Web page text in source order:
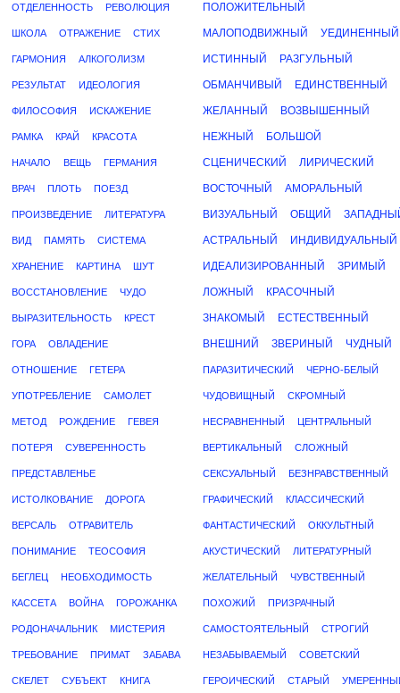
ОТДЕЛЕННОСТЬ РЕВОЛЮЦИЯ
ШКОЛА ОТРАЖЕНИЕ СТИХ
ГАРМОНИЯ АЛКОГОЛИЗМ
РЕЗУЛЬТАТ ИДЕОЛОГИЯ
ФИЛОСОФИЯ ИСКАЖЕНИЕ
РАМКА КРАЙ КРАСОТА
НАЧАЛО ВЕЩЬ ГЕРМАНИЯ
ВРАЧ ПЛОТЬ ПОЕЗД
ПРОИЗВЕДЕНИЕ ЛИТЕРАТУРА
ВИД ПАМЯТЬ СИСТЕМА
ХРАНЕНИЕ КАРТИНА ШУТ
ВОССТАНОВЛЕНИЕ ЧУДО
ВЫРАЗИТЕЛЬНОСТЬ КРЕСТ
ГОРА ОВЛАДЕНИЕ
ОТНОШЕНИЕ ГЕТЕРА
УПОТРЕБЛЕНИЕ САМОЛЕТ
МЕТОД РОЖДЕНИЕ ГЕВЕЯ
ПОТЕРЯ СУВЕРЕННОСТЬ
ПРЕДСТАВЛЕНЬЕ
ИСТОЛКОВАНИЕ ДОРОГА
ВЕРСАЛЬ ОТРАВИТЕЛЬ
ПОНИМАНИЕ ТЕОСОФИЯ
БЕГЛЕЦ НЕОБХОДИМОСТЬ
КАССЕТА ВОЙНА ГОРОЖАНКА
РОДОНАЧАЛЬНИК МИСТЕРИЯ
ТРЕБОВАНИЕ ПРИМАТ ЗАБАВА
СКЕЛЕТ СУБЪЕКТ КНИГА
ПОЛОЖИТЕЛЬНЫЙ
МАЛОПОДВИЖНЫЙ УЕДИНЕННЫЙ
ИСТИННЫЙ РАЗГУЛЬНЫЙ
ОБМАНЧИВЫЙ ЕДИНСТВЕННЫЙ
ЖЕЛАННЫЙ ВОЗВЫШЕННЫЙ
НЕЖНЫЙ БОЛЬШОЙ
СЦЕНИЧЕСКИЙ ЛИРИЧЕСКИЙ
ВОСТОЧНЫЙ АМОРАЛЬНЫЙ
ВИЗУАЛЬНЫЙ ОБЩИЙ
АСТРАЛЬНЫЙ ИНДИВИДУАЛЬНЫЙ
ИДЕАЛИЗИРОВАННЫЙ ЗРИМЫЙ
ЛОЖНЫЙ КРАСОЧНЫЙ
ЗНАКОМЫЙ ЕСТЕСТВЕННЫЙ
ВНЕШНИЙ ЗВЕРИНЫЙ ЧУДНЫЙ
ПАРАЗИТИЧЕСКИЙ ЧЕРНО-БЕЛЫЙ
ЧУДОВИЩНЫЙ СКРОМНЫЙ
НЕСРАВНЕННЫЙ ЦЕНТРАЛЬНЫЙ
ВЕРТИКАЛЬНЫЙ СЛОЖНЫЙ
СЕКСУАЛЬНЫЙ БЕЗНРАВСТВЕННЫЙ
ГРАФИЧЕСКИЙ КЛАССИЧЕСКИЙ
ФАНТАСТИЧЕСКИЙ ОККУЛЬТНЫЙ
АКУСТИЧЕСКИЙ ЛИТЕРАТУРНЫЙ
ЖЕЛАТЕЛЬНЫЙ ЧУВСТВЕННЫЙ
ПОХОЖИЙ ПРИЗРАЧНЫЙ
САМОСТОЯТЕЛЬНЫЙ СТРОГИЙ
НЕЗАБЫВАЕМЫЙ СОВЕТСКИЙ
ГЕРОИЧЕСКИЙ СТАРЫЙ